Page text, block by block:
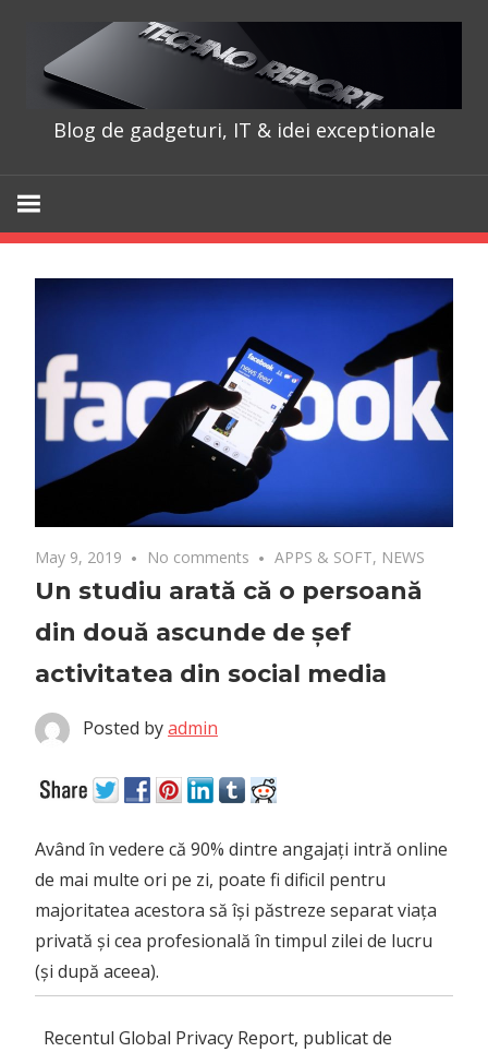
content
Blog de gadgeturi, IT & idei exceptionale
May 9, 2019 No comments APPS & SOFT, NEWS
Un studiu arată că o persoană
din două ascunde de șef
activitatea din social media
Posted byadmin
Având în vedere că 90% dintre angajați intră online
de mai multe ori pe zi, poate fi dificil pentru
majoritatea acestora să își păstreze separat viața
privată și cea profesională în timpul zilei de lucru
(și după aceea).
Recentul Global Privacy Report, publicat de